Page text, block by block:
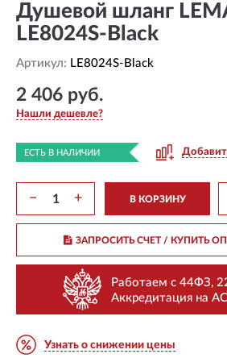
Душевой шланг
LE8024S-Black
Артикул: LE8024S-Black
2 406 руб.
Нашли дешевле?
ЕСТЬ В НАЛИЧИИ
− + В КОРЗИНУ
ЗАПРОСИТЬ СЧЕТ / КУПИТЬ
Работаем с 44ФЗ,
Аккредитация на
Узнать о снижении цены